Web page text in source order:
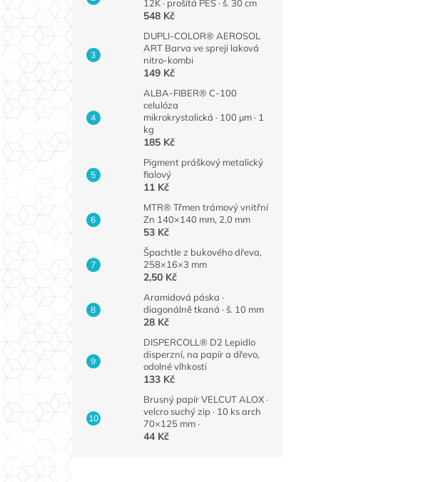
12K · prošitá PES · š. 30 cm
548 Kč
DUPLI-COLOR® AEROSOL
ART Barva ve spreji laková
nitro-kombi
149 Kč
ALBA-FIBER® C-100
celulóza
mikrokrystalická · 100 µm · 1
kg
185 Kč
Pigment práškový metalický
fialový
11 Kč
MTR® Třmen trámový vnitřní
Zn 140×140 mm, 2,0 mm
53 Kč
Špachtle z bukového dřeva,
258×16×3 mm
2,50 Kč
Aramidová páska ·
diagonálně tkaná · š. 10 mm
28 Kč
DISPERCOLL® D2 Lepidlo
disperzní, na papír a dřevo,
odolné vlhkosti
133 Kč
Brusný papír VELCUT ALOX ·
velcro suchý zip · 10 ks arch
70×125 mm ·
44 Kč